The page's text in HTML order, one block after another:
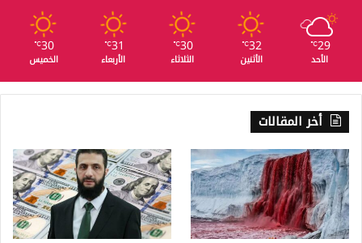
29
℃
الأحد
32
℃
الأثنين
30
℃
الثلاثاء
31
℃
الأربعاء
30
℃
الخميس
أخر المقالات